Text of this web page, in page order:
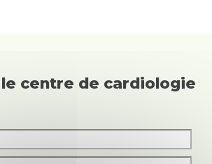
centre de cardiologie